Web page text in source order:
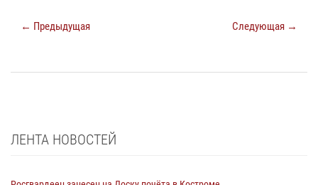
← Предыдущая Следующая →
ЛЕНТА НОВОСТЕЙ